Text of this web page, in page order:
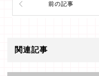
前の記事
関連記事